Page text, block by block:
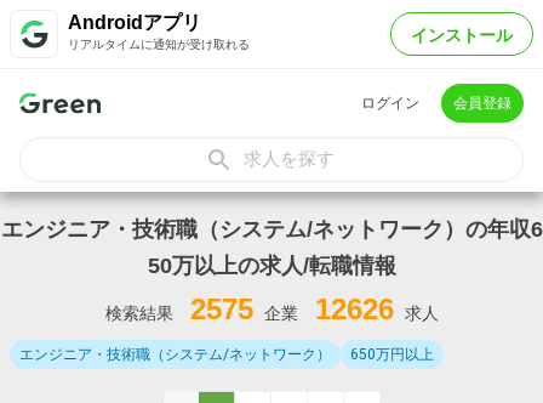
Androidアプリ
リアルタイムに通知が受け取れる インストール
ログイン 会員登録
求人を探す
エンジニア・技術職（システム/ネットワーク）の年収6
50万以上の求人/転職情報
検索結果 2575 企業 12626 求人
エンジニア・技術職（システム/ネットワーク） 650万円以上